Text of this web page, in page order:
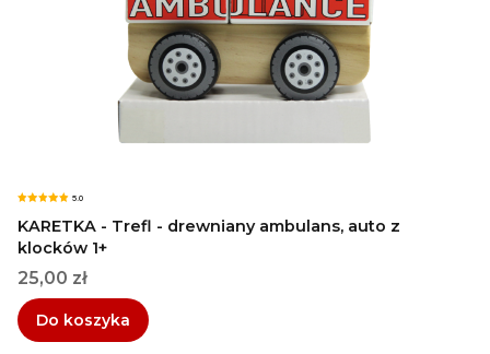
5.0
KARETKA - Trefl - drewniany ambulans, auto z
klocków 1+
Cena
25,00 zł
Do koszyka